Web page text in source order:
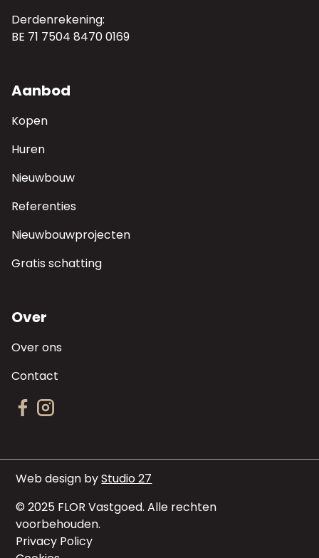
Derdenrekening:
BE 71 7504 8470 0169
Aanbod
Kopen
Huren
Nieuwbouw
Referenties
Nieuwbouwprojecten
Gratis schatting
Over
Over ons
Contact
© 2025 FLOR Vastgoed. Alle rechten
voorbehouden.
Privacy Policy
Web design byStudio 27